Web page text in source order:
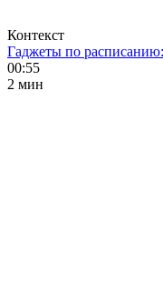
Контекст
Гаджеты по
00:55
2 мин